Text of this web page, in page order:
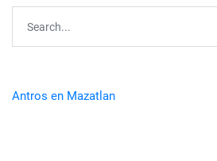
Antros en Mazatlan